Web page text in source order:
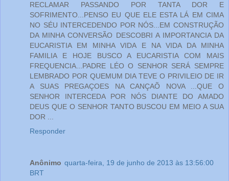
RECLAMAR PASSANDO POR TANTA DOR E
SOFRIMENTO...PENSO EU QUE ELE ESTA LÁ EM CIMA
NO SÉU INTERCEDENDO POR NÓS...EM CONSTRUÇÃO
DA MINHA CONVERSÃO DESCOBRI A IMPORTANCIA DA
EUCARISTIA EM MINHA VIDA E NA VIDA DA MINHA
FAMILIA E HOJE BUSCO A EUCARISTIA COM MAIS
FREQUENCIA...PADRE LÉO O SENHOR SERÁ SEMPRE
LEMBRADO POR QUEMUM DIA TEVE O PRIVILEIO DE IR
A SUAS PREGAÇOES NA CANÇAÕ NOVA ...QUE O
SENHOR INTERCEDA POR NÓS DIANTE DO AMADO
DEUS QUE O SENHOR TANTO BUSCOU EM MEIO A SUA
DOR ...
Responder
Anônimo quarta-feira, 19 de junho de 2013 às 13:56:00
BRT